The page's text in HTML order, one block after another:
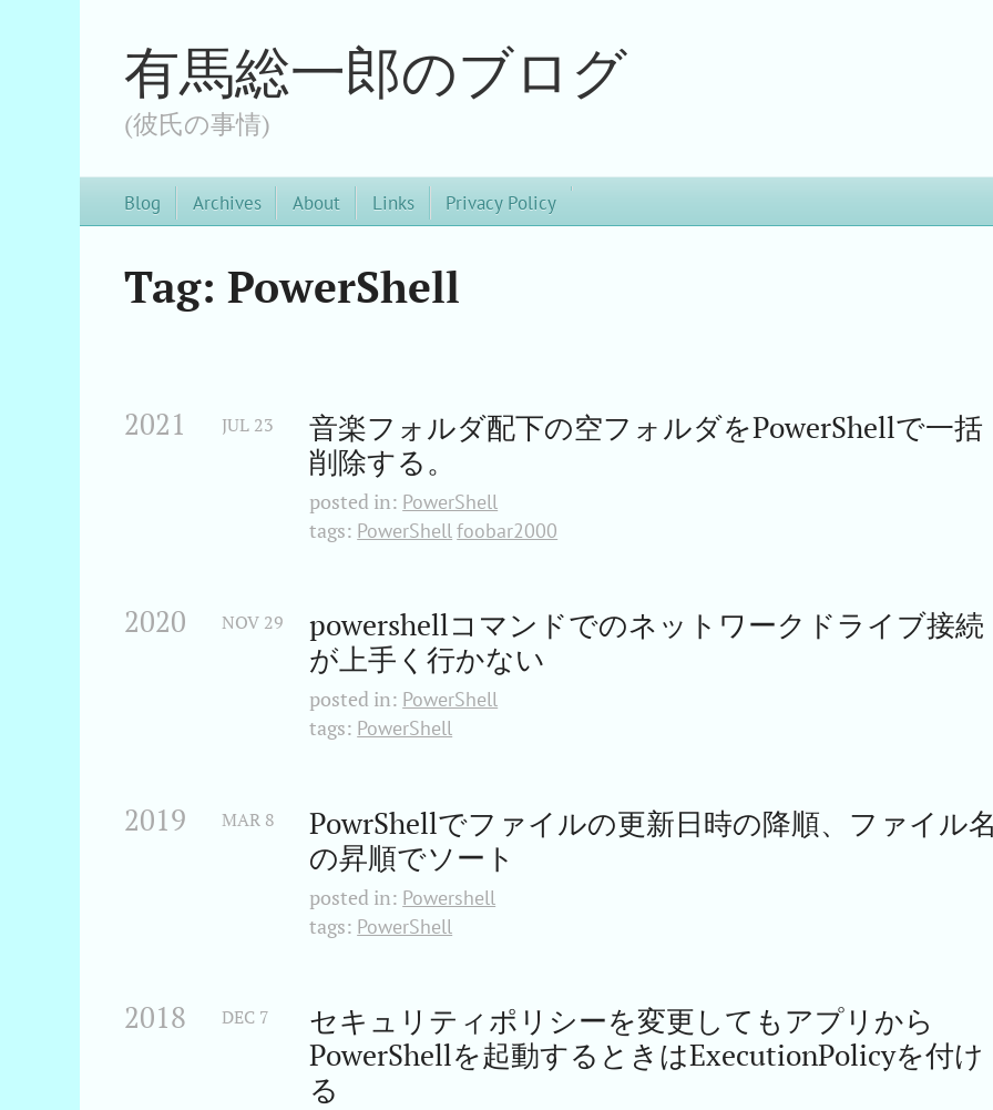
有馬総一郎のブログ
(彼氏の事情)
Blog Archives About Links Privacy Policy
Tag: PowerShell
2021
音楽フォルダ配下の空フォルダをPowerShellで一括
削除する。
JUL 23
posted in: PowerShell
tags: PowerShellfoobar2000
2020
powershellコマンドでのネットワークドライブ接続
が上手く行かない
NOV 29
posted in: PowerShell
tags: PowerShell
2019
PowrShellでファイルの更新日時の降順、ファイル
の昇順でソート
MAR 8
posted in: Powershell
tags: PowerShell
2018
セキュリティポリシーを変更してもアプリから
PowerShellを起動するときはExecutionPolicyを付け
る
DEC 7